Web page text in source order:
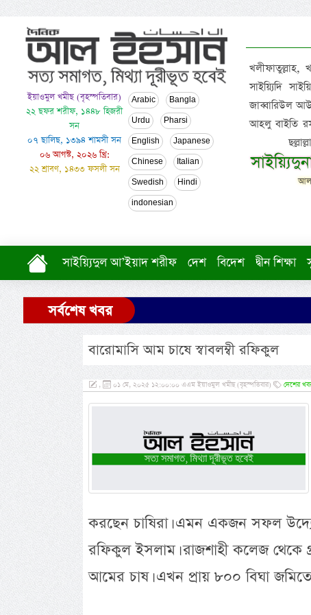
ইয়াওমুল খমীছ (বৃহস্পতিবার)
২২ ছফর শরীফ, ১৪৪৮ হিজরী
সন
০৭ ছালিছ, ১৩৯৪ শামসী সন
০৬ আগস্ট, ২০২৬ খ্রি:
২২ শ্রাবণ, ১৪৩৩ ফসলী সন
Arabic Bangla
Urdu Pharsi
English Japanese
Chinese Italian
Swedish Hindi
indonesian
খলীফাতুল্লাহ,
সাইয়্যিদি
জাব্বারিউল
আহলু বাইতি
আল
সাইয়্যিদুল আ’ইয়াদ শরীফ দেশ বিদেশ দ্বীন শিক্ষা
সর্বশেষ খবর
বারোমাসি আম চাষে স্বাবলম্বী রফিকুল
, ০১ মে, ২০২৫ ১২:০০:০০ এএম ইয়াওমুল খমীছ (বৃহস্পতিবার) দেশের
করছেন চাষিরা। এমন একজন সফল
রফিকুল ইসলাম। রাজশাহী কলেজ থেকে
আমের চাষ। এখন প্রায় ৮০০ বিঘা